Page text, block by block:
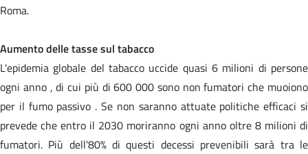
Roma.
Aumento delle tasse sul tabacco
L'epidemia globale del tabacco uccide quasi 6 milioni di persone
ogni anno , di cui più di 600 000 sono non fumatori che muoiono
per il fumo passivo . Se non saranno attuate politiche efficaci si
prevede che entro il 2030 moriranno ogni anno oltre 8 milioni di
fumatori. Più dell'80% di questi decessi prevenibili sarà tra le